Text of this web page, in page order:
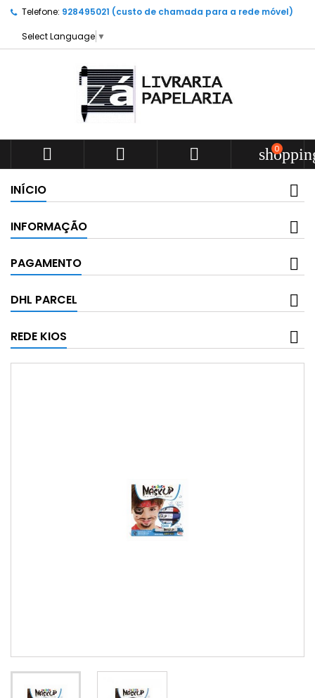
Telefone: 928495021 (custo de chamada para a rede móvel)
Select Language ▼
   0
INÍCIO
INFORMAÇÃO
PAGAMENTO
DHL PARCEL
REDE KIOS